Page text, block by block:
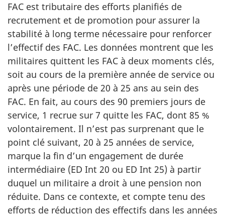
FAC est tributaire des efforts planifiés de
recrutement et de promotion pour assurer la
stabilité à long terme nécessaire pour renforcer
l’effectif des FAC. Les données montrent que les
militaires quittent les FAC à deux moments clés,
soit au cours de la première année de service ou
après une période de 20 à 25 ans au sein des
FAC. En fait, au cours des 90 premiers jours de
service, 1 recrue sur 7 quitte les FAC, dont 85 %
volontairement. Il n’est pas surprenant que le
point clé suivant, 20 à 25 années de service,
marque la fin d’un engagement de durée
intermédiaire (ED Int 20 ou ED Int 25) à partir
duquel un militaire a droit à une pension non
réduite. Dans ce contexte, et compte tenu des
efforts de réduction des effectifs dans les années